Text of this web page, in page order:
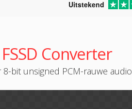
Uitstekend
Converter
8-bit unsigned PCM-rauwe audio